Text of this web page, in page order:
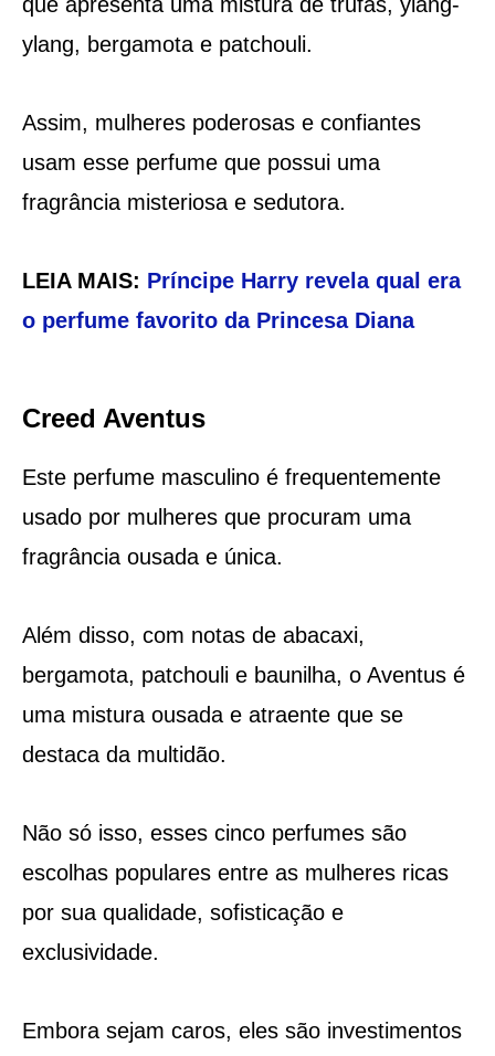
ylang, bergamota e patchouli.
Assim, mulheres poderosas e confiantes
usam esse perfume que possui uma
fragrância misteriosa e sedutora.
LEIA MAIS: Príncipe Harry revela qual era
o perfume favorito da Princesa Diana
Creed Aventus
Este perfume masculino é frequentemente
usado por mulheres que procuram uma
fragrância ousada e única.
Além disso, com notas de abacaxi,
bergamota, patchouli e baunilha, o Aventus é
uma mistura ousada e atraente que se
destaca da multidão.
Não só isso, esses cinco perfumes são
escolhas populares entre as mulheres ricas
por sua qualidade, sofisticação e
exclusividade.
Embora sejam caros, eles são investimentos